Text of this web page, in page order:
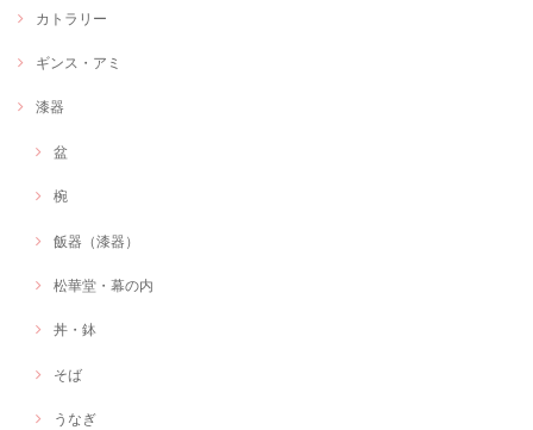
カトラリー
ギンス・アミ
漆器
盆
椀
飯器（漆器）
松華堂・幕の内
丼・鉢
そば
うなぎ